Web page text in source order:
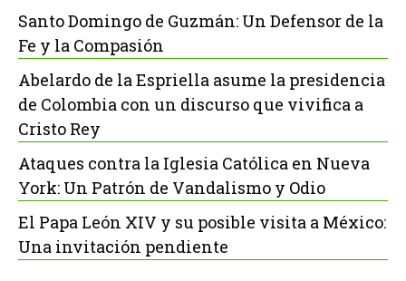
Santo Domingo de Guzmán: Un Defensor de la
Fe y la Compasión
Abelardo de la Espriella asume la presidencia
de Colombia con un discurso que vivifica a
Cristo Rey
Ataques contra la Iglesia Católica en Nueva
York: Un Patrón de Vandalismo y Odio
El Papa León XIV y su posible visita a México:
Una invitación pendiente